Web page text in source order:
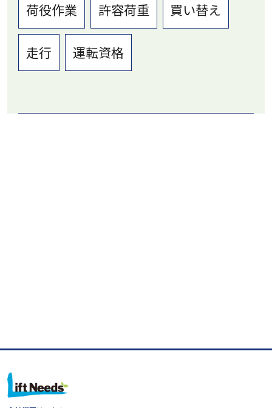
荷役作業 許容荷重 買い替え
走行 運転資格